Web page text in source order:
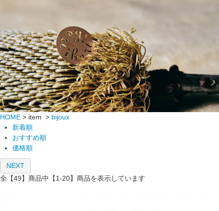
HOME > item > bijoux
新着順
おすすめ順
価格順
NEXT
全【49】商品中【1-20】商品を表示しています